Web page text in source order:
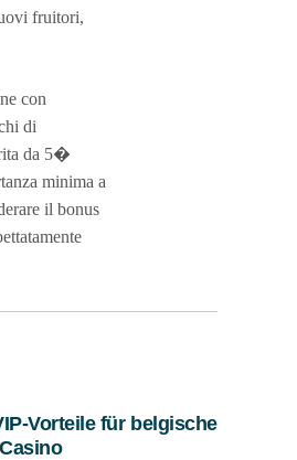
fruitori,
con
di
da 5�
minima a
il bonus
Vorteile für belgische